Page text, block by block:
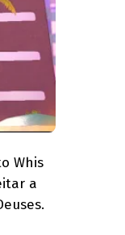
Whis
a